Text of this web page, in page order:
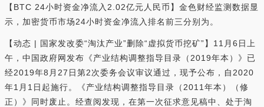
【BTC 24小时资金净流入2.02亿元人民币】金色财经监测数据显
示，加密货币市场24小时资金净流入排名前三分别为。
【动态 | 国家发改委“淘汰产业”删除“虚拟货币挖矿”】11月6日上
午，中国政府网发布《产业结构调整指导目录（2019年本）》已
经2019年8月27日第2次委务会议审议通过，现予公布，自2020
年1月1日起施行。《产业结构调整指导目录（2011年本）（修
正）》同时废止。经查阅发现，在第一次征求意见稿中、处于淘